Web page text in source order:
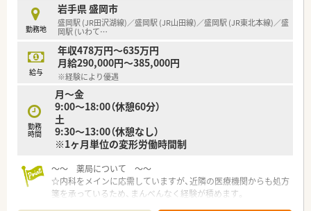
福利厚生やワークライフバランスに重点を置いており、施設利用
でのリフレッシュや、をはじめ【産前、産後休業】、【育児休業】、
【時短勤務】等の制度も多くの社員が利用し自身のライフステー
ジに合わせた働き方が実現できます。
また、独立支援制度も行っている他、スキルに合わせた教育制度
もあるため、スキルアップを目指していきたい方にもオススメで
す！
勤務地
岩手県 盛岡市
盛岡駅 (JR田沢湖線)／盛岡駅 (JR山田線)／盛岡駅 (JR東北本線)／盛
岡駅 (いわて…
給与
年収478万円～635万円
月給290,000円～385,000円
※経験により優遇
勤務
時間
月～金
9:00～18:00（休憩60分）
土
9:30～13:00（休憩なし）
※1ヶ月単位の変形労働時間制
～～ 薬局について ～～
☆内科をメインに応需していますが、近隣の医療機関からも処方
箋を承っているため、まんべんなく経験が積めます。